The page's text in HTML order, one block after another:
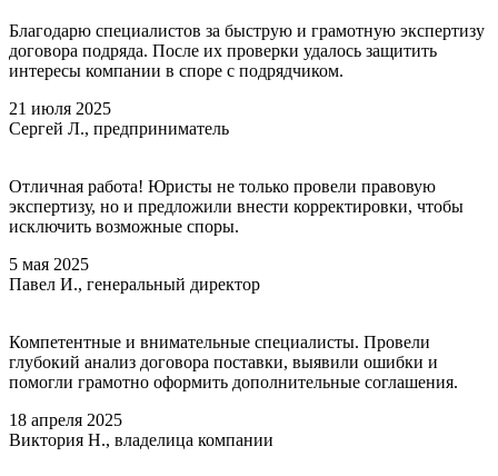
Благодарю специалистов за быструю и грамотную экспертизу
договора подряда. После их проверки удалось защитить
интересы компании в споре с подрядчиком.
21 июля 2025
Сергей Л., предприниматель
Отличная работа! Юристы не только провели правовую
экспертизу, но и предложили внести корректировки, чтобы
исключить возможные споры.
5 мая 2025
Павел И., генеральный директор
Компетентные и внимательные специалисты. Провели
глубокий анализ договора поставки, выявили ошибки и
помогли грамотно оформить дополнительные соглашения.
18 апреля 2025
Виктория Н., владелица компании